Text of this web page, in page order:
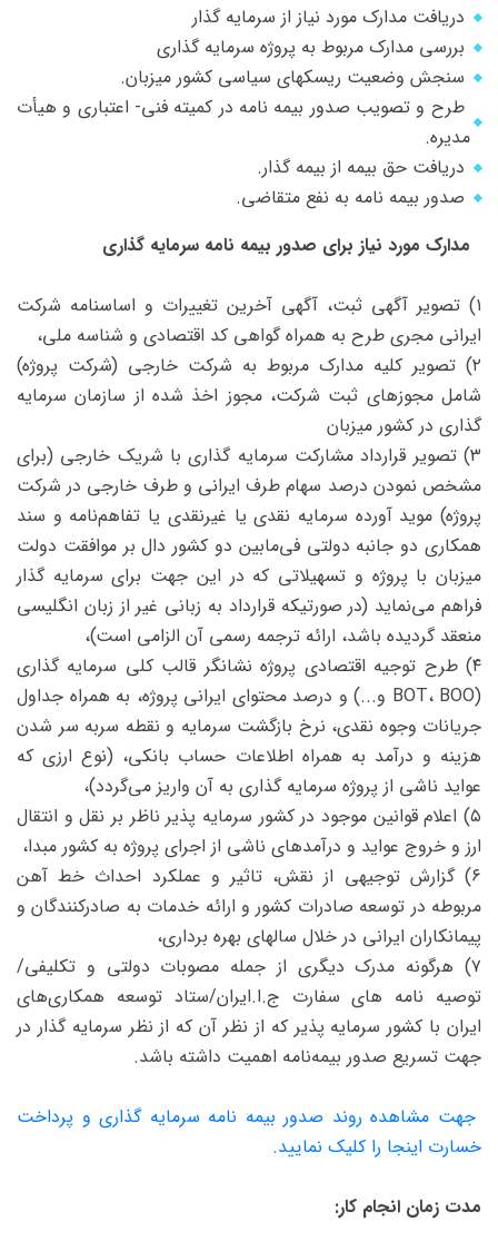
دریافت مدارک مورد نیاز از سرمایه گذار
بررسی مدارک مربوط به پروژه سرمایه گذاری
سنجش وضعیت ریسکهای سیاسی کشور میزبان.
طرح و تصویب صدور بیمه نامه در کمیته فنی- اعتباری و هیأت
مدیره.
دریافت حق بیمه از بیمه گذار.
صدور بیمه نامه به نفع متقاضی.
مدارک مورد نیاز برای صدور بیمه‌ نامه سرمایه‌ گذاری
۱) تصویر آگهی ثبت، آگهی آخرین تغییرات و اساسنامه شرکت
ایرانی مجری طرح به همراه گواهی کد اقتصادی و شناسه ملی،
۲) تصویر کلیه مدارک مربوط به شرکت خارجی (شرکت پروژه)
شامل مجوزهای ثبت شرکت، مجوز اخذ شده از سازمان سرمایه‌
گذاری در کشور میزبان
۳) تصویر قرارداد مشارکت سرمایه‌ گذاری با شریک خارجی (برای
مشخص نمودن درصد سهام طرف ایرانی و طرف خارجی در شرکت
پروژه) موید آورده سرمایه نقدی یا غیرنقدی یا تفاهم‌نامه و سند
همکاری دو جانبه دولتی فی‌مابین دو کشور دال بر موافقت دولت
میزبان با پروژه و تسهیلاتی که در این جهت برای سرمایه ‌گذار
فراهم می‌نماید (در صورتیکه قرارداد به زبانی غیر از زبان انگلیسی
منعقد گردیده باشد، ارائه ترجمه رسمی آن الزامی است)،
۴) طرح توجیه اقتصادی پروژه نشانگر قالب کلی سرمایه‌ گذاری
(BOT، BOO و...) و درصد محتوای ایرانی پروژه، به همراه جداول
جریانات وجوه نقدی، نرخ بازگشت سرمایه و نقطه سر‌به‌ سر شدن
هزینه و درآمد به همراه اطلاعات حساب بانکی، (نوع ارزی که
عواید ناشی از پروژه سرمایه‌ گذاری به آن واریز می‌گردد)،
۵) اعلام قوانین موجود در کشور سرمایه ‌پذیر ناظر بر نقل و انتقال
ارز و خروج عواید و درآمدهای ناشی از اجرای پروژه به کشور مبدا،
۶) گزارش توجیهی از نقش، تاثیر و عملکرد احداث خط آهن
مربوطه در توسعه صادرات کشور و ارائه خدمات به صادرکنندگان و
پیمانکاران ایرانی در خلال سالهای بهره ‌برداری،
۷) هرگونه مدرک دیگری از جمله مصوبات دولتی و تکلیفی/
توصیه‌ نامه ‌های سفارت ج.ا.ایران/ستاد توسعه همکاری‌های
ایران با کشور سرمایه ‌پذیر که از نظر آن که از نظر سرمایه‌ گذار در
جهت تسریع صدور بیمه‌نامه اهمیت داشته باشد.
جهت مشاهده روند صدور بیمه نامه سرمایه گذاری و پرداخت
خسارت اینجا را کلیک نمایید.
مدت زمان انجام کار: